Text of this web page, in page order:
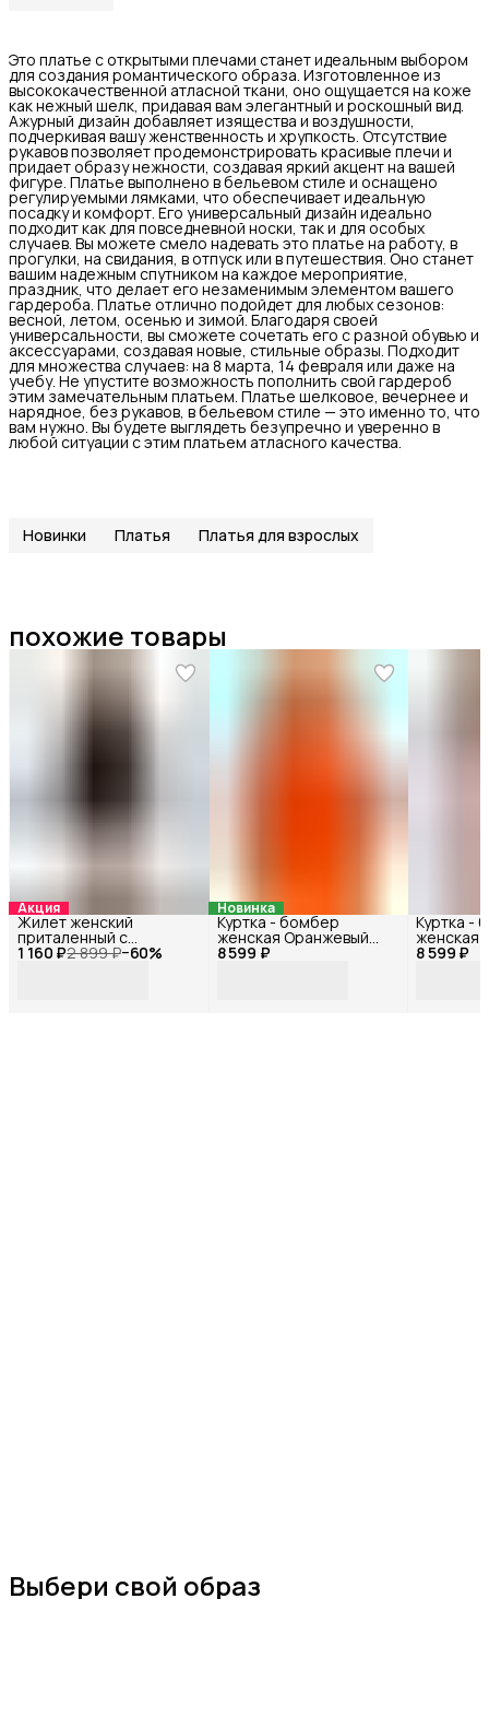
Это платье с открытыми плечами станет идеальным выбором
для создания романтического образа. Изготовленное из
высококачественной атласной ткани, оно ощущается на коже
как нежный шелк, придавая вам элегантный и роскошный вид.
Ажурный дизайн добавляет изящества и воздушности,
подчеркивая вашу женственность и хрупкость. Отсутствие
рукавов позволяет продемонстрировать красивые плечи и
придает образу нежности, создавая яркий акцент на вашей
фигуре. Платье выполнено в бельевом стиле и оснащено
регулируемыми лямками, что обеспечивает идеальную
посадку и комфорт. Его универсальный дизайн идеально
подходит как для повседневной носки, так и для особых
случаев. Вы можете смело надевать это платье на работу, в
прогулки, на свидания, в отпуск или в путешествия. Оно станет
вашим надежным спутником на каждое мероприятие,
праздник, что делает его незаменимым элементом вашего
гардероба. Платье отлично подойдет для любых сезонов:
весной, летом, осенью и зимой. Благодаря своей
универсальности, вы сможете сочетать его с разной обувью и
аксессуарами, создавая новые, стильные образы. Подходит
для множества случаев: на 8 марта, 14 февраля или даже на
учебу. Не упустите возможность пополнить свой гардероб
этим замечательным платьем. Платье шелковое, вечернее и
нарядное, без рукавов, в бельевом стиле — это именно то, что
вам нужно. Вы будете выглядеть безупречно и уверенно в
любой ситуации с этим платьем атласного качества.
Новинки Платья Платья для взрослых
похожие товары
Акция
1 160 ₽2 899 ₽−60%
Жилет женский
приталенный с
открытой спиной
Новинка
8 599 ₽
Куртка - бомбер
женская Оранжевый
72118БФ_42 8 599 ₽
Куртка -
женская
Выбери свой образ